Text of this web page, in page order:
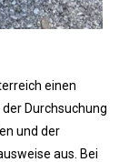
einen
Durchsuchung
und der
aus. Bei